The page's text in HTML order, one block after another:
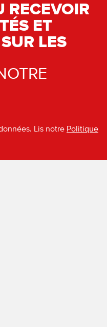
RECEVOIR
ET
LES
Lis notre Politique